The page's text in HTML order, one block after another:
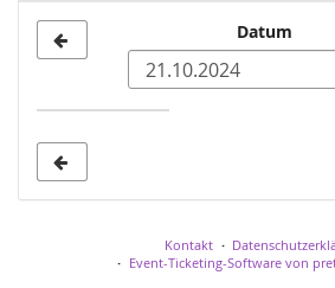
zur
Anzeige
Datum
Kontakt
Event-Ticketing-Software von